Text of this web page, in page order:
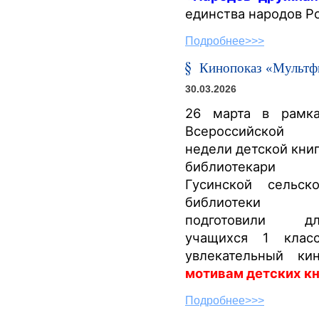
единства народов
Подробнее>>>
Кинопоказ
30.03.2026
26 марта в
Всероссийской
недели детской
библиотекари
Гусинской
библиотеки
подготовили
учащихся 1
увлекательный
мотивам детских
Подробнее>>>